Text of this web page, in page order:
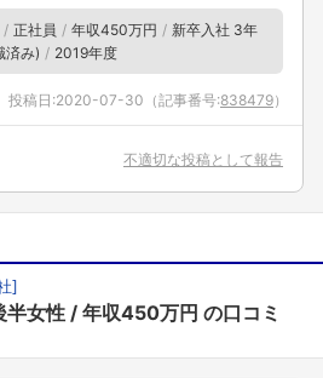
正社員 年収450万円
新卒入社 3年
済み)
2019年度
投稿日:2020-07-30 （記事番号:838479）
不適切な投稿として報告
]
半女性 年収450万円 の口コミ